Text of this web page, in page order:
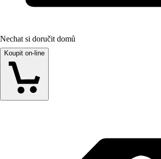
Nechat si doručit domů
Koupit on-line